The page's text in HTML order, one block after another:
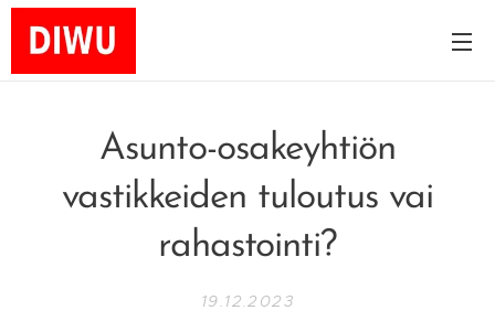
Asunto-osakeyhtiön
vastikkeiden tuloutus vai
rahastointi?
19.12.2023